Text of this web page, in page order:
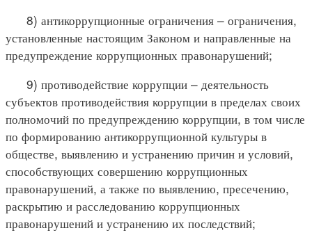
8) антикоррупционные ограничения – ограничения,
установленные настоящим Законом и направленные на
предупреждение коррупционных правонарушений;
9) противодействие коррупции – деятельность
субъектов противодействия коррупции в пределах своих
полномочий по предупреждению коррупции, в том числе
по формированию антикоррупционной культуры в
обществе, выявлению и устранению причин и условий,
способствующих совершению коррупционных
правонарушений, а также по выявлению, пресечению,
раскрытию и расследованию коррупционных
правонарушений и устранению их последствий;